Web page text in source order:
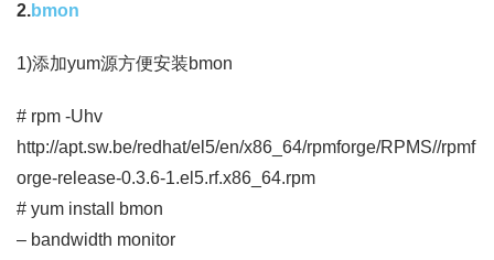
2.bmon
1)添加yum源方便安装bmon
# rpm -Uhv
http://apt.sw.be/redhat/el5/en/x86_64/rpmforge/RPMS//rpmf
orge-release-0.3.6-1.el5.rf.x86_64.rpm
# yum install bmon
– bandwidth monitor